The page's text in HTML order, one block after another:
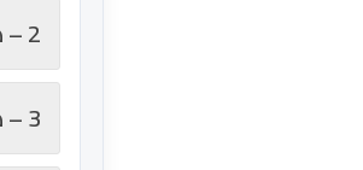
2 – هرمون تحفيز الغدة الدرقية (TSH)
3 – هرمون النمو